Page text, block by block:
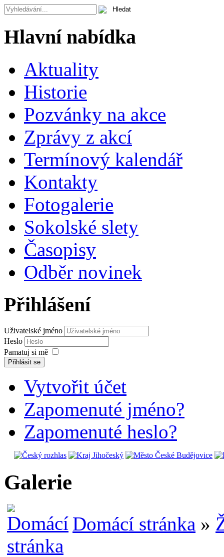
Hlavní nabídka
Aktuality
Historie
Pozvánky na akce
Zprávy z akcí
Termínový kalendář
Kontakty
Fotogalerie
Sokolské slety
Časopisy
Odběr novinek
Přihlášení
Uživatelské jméno
Heslo
Pamatuj si mě
Přihlásit se
Vytvořit účet
Zapomenuté jméno?
Zapomenuté heslo?
Galerie
Domácí stránka »